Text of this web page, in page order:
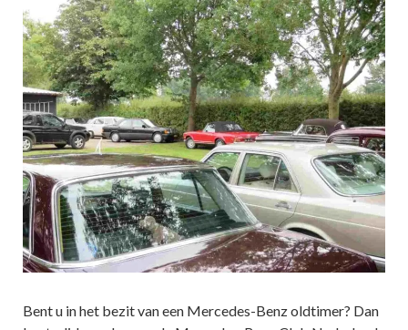
Bent u in het bezit van een Mercedes-Benz oldtimer? Dan